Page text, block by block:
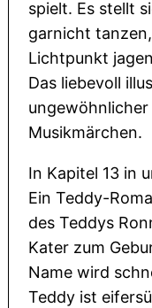
spielt. Es stellt
garnicht
Lichtpunkt
Das liebevoll
Musikmärchen.
In Kapitel 13 in
Ein Teddy-
des Teddys
Kater zum
Name wird
Teddy ist